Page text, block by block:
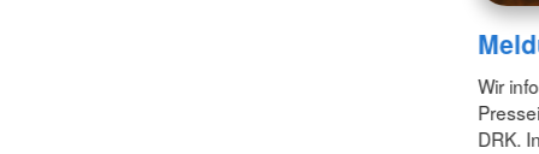
Wir
DRK.